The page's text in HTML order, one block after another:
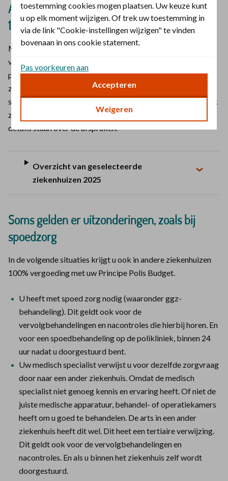
Alleen bij geselecteerde ziekenhuizen is er
100% vergoeding
Met de Principe Polis Budget krijgt u alleen 100%
vergoeding in ziekenhuizen waarmee we speciaal voor deze
polis afspraken maakten. Dit noemen we geselecteerde
ziekenhuizen. Soms zijn er uitzonderingen, zoals bij
spoedzorg. Voor sommige behandelingen kun je niet naar elk
ziekenhuis toe. Check daarom altijd de Zorggids, waar meer
details staan over de afspraken.
Overzicht van geselecteerde
ziekenhuizen 2025
Soms gelden er uitzonderingen, zoals bij
spoedzorg
In de volgende situaties krijgt u ook in andere ziekenhuizen
100% vergoeding met uw Principe Polis Budget.
U heeft met spoed zorg nodig (waaronder ggz-
behandeling). Dit geldt ook voor de
vervolgbehandelingen en nacontroles die hierbij horen. En
voor een spoedbehandeling op de polikliniek, binnen 24
uur nadat u doorgestuurd bent.
Uw medisch specialist verwijst u voor dezelfde zorgvraag
door naar een ander ziekenhuis. Omdat de medisch
specialist niet genoeg kennis en ervaring heeft. Of niet de
juiste medische apparatuur, behandel- of operatiekamers
heeft om u goed te behandelen. De arts in een ander
ziekenhuis heeft dit wel. Dit heet een tertiaire verwijzing.
Dit geldt ook voor de vervolgbehandelingen en
nacontroles. En als u binnen het ziekenhuis zelf wordt
doorgestuurd.
toestemming cookies mogen plaatsen. Uw keuze kunt
u op elk moment wijzigen. Of trek uw toestemming in
via de link "Cookie-instellingen wijzigen" te vinden
bovenaan in ons cookie statement.
Pas voorkeuren aan
Accepteren
Weigeren